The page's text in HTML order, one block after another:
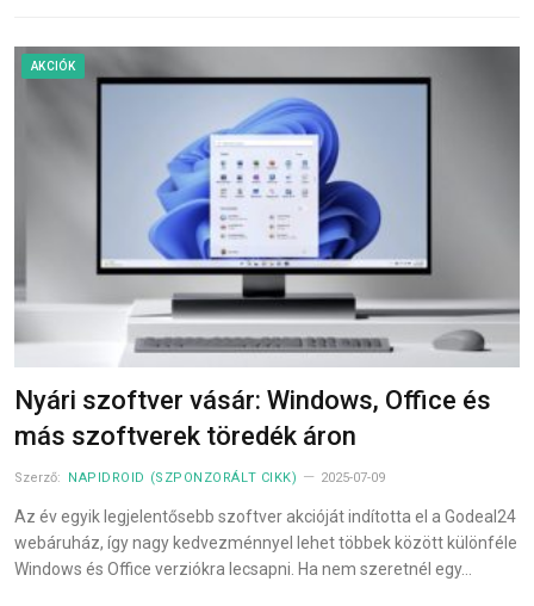
AKCIÓK
Nyári szoftver vásár: Windows, Office és
más szoftverek töredék áron
Szerző: NAPIDROID (SZPONZORÁLT CIKK) 2025-07-09
Az év egyik legjelentősebb szoftver akcióját indította el a Godeal24
webáruház, így nagy kedvezménnyel lehet többek között különféle
Windows és Office verziókra lecsapni. Ha nem szeretnél egy…